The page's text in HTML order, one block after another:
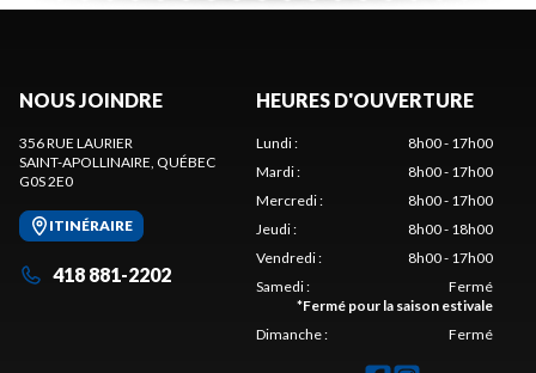
NOUS JOINDRE
356 RUE LAURIER
SAINT-APOLLINAIRE , QUÉBEC
G0S 2E0
ITINÉRAIRE
418 881-2202
HEURES D'OUVERTURE
Lundi:
8h00 - 17h00
Mardi:
8h00 - 17h00
Mercredi:
8h00 - 17h00
Jeudi:
8h00 - 18h00
Vendredi:
8h00 - 17h00
Samedi:
Fermé
*Fermé pour la saison estivale
Dimanche: Fermé